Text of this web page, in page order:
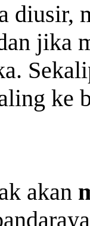
diusir,
jika
ke
akan